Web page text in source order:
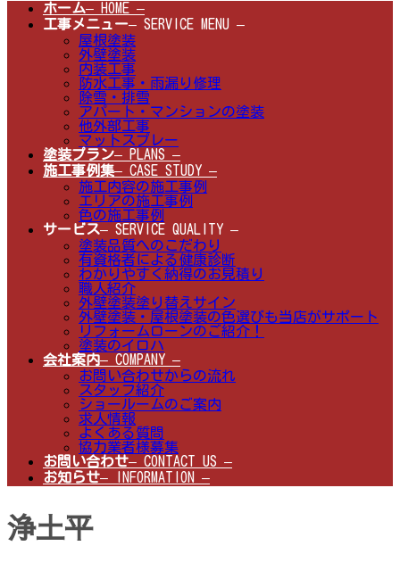
ホーム– HOME –
工事メニュー– SERVICE MENU –
屋根塗装
外壁塗装
内装工事
防水工事・雨漏り修理
除雪・排雪
アパート・マンションの塗装
他外部工事
マットスプレー
塗装プラン– PLANS –
施工事例集– CASE STUDY –
施工内容の施工事例
エリアの施工事例
色の施工事例
サービス– SERVICE QUALITY –
塗装品質へのこだわり
有資格者による健康診断
わかりやすく納得のお見積り
職人紹介
外壁塗装塗り替えサイン
外壁塗装・屋根塗装の色選びも当店がサポート
リフォームローンのご紹介！
塗装のイロハ
会社案内– COMPANY –
お問い合わせからの流れ
スタッフ紹介
ショールームのご案内
求人情報
よくある質問
協力業者様募集
お問い合わせ– CONTACT US –
お知らせ– INFORMATION –
浄土平